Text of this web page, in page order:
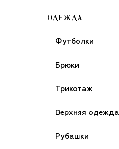
ОДЕЖДА
Футболки
Брюки
Трикотаж
Верхняя одежда
Рубашки